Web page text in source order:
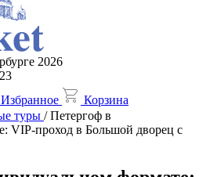
2026
Избранное
Корзина
туры /Петергоф в
VIP-проход в Большой дворец с